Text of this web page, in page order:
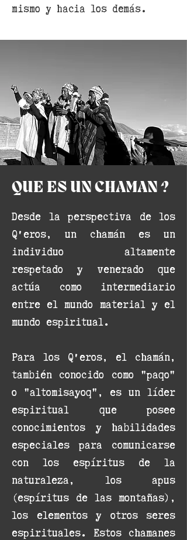
mismo y hacia los demás.
QUE ES UN CHAMAN ?
Desde la perspectiva de los
Q'eros, un chamán es un
individuo altamente
respetado y venerado que
actúa como intermediario
entre el mundo material y el
mundo espiritual.
Para los Q'eros, el chamán,
también conocido como "paqo"
o "altomisayoq", es un líder
espiritual que posee
conocimientos y habilidades
especiales para comunicarse
con los espíritus de la
naturaleza, los apus
(espíritus de las montañas),
los elementos y otros seres
espirituales. Estos chamanes